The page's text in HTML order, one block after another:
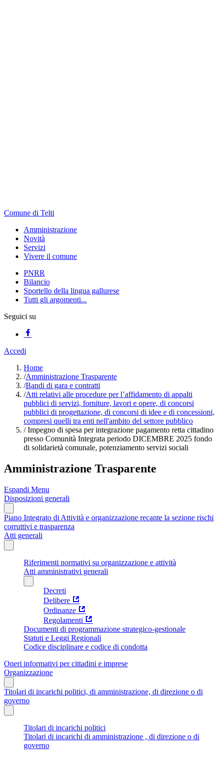
Comune di Telti
Amministrazione
Novità
Servizi
Vivere il comune
PNRR
Bilancio
Sportello della lingua gallurese
Tutti gli argomenti...
Seguici su
Accedi
Home
/Amministrazione Trasparente
/Bandi di gara e contratti
/Atti relativi alle procedure per l’affidamento di appalti
pubblici di servizi, forniture, lavori e opere, di concorsi
pubblici di progettazione, di concorsi di idee e di concessioni,
compresi quelli tra enti nell'ambito del settore pubblico
/Impegno di spesa per integrazione pagamento retta cittadino
presso Comunità Integrata periodo DICEMBRE 2025 fondo
di solidarietà comunale, potenziamento servizi sociali
Amministrazione Trasparente
Espandi Menu
Disposizioni generali
Piano Integrato di Attività e organizzazione recante la sezione rischi
corruttivi e trasparenza
Atti generali
Riferimenti normativi su organizzazione e attività
Atti amministrativi generali
Decreti
Delibere
Ordinanze
Regolamenti
Documenti di programmazione strategico-gestionale
Statuti e Leggi Regionali
Codice disciplinare e codice di condotta
Oneri informativi per cittadini e imprese
Organizzazione
Titolari di incarichi politici, di amministrazione, di direzione o di
governo
Titolari di incarichi politici
Titolari di incarichi di amministrazione , di direzione o di
governo